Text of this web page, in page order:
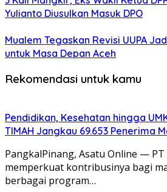
Yulianto Diusulkan Masuk DPO
Mualem Tegaskan Revisi UUPA
untuk Masa Depan Aceh
Rekomendasi untuk kamu
Pendidikan, Kesehatan hingga
TIMAH Jangkau 69.653 Penerima
PangkalPinang, Asatu Online —
memperkuat kontribusinya bagi
berbagai program…